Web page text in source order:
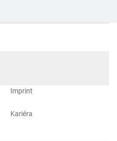
Imprint
Kariéra